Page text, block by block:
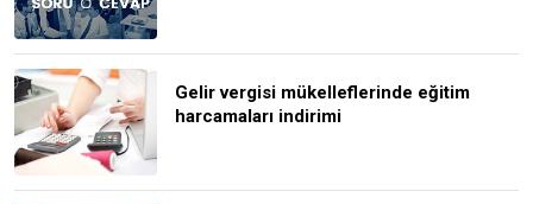
Gelir vergisi mükelleflerinde eğitim
harcamaları indirimi